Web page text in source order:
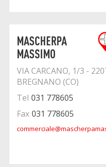
MASCHERPA
MASSIMO
VIA CARCANO, 1/3 -
BREGNANO (CO)
Tel 031 778605
Fax 031 778605